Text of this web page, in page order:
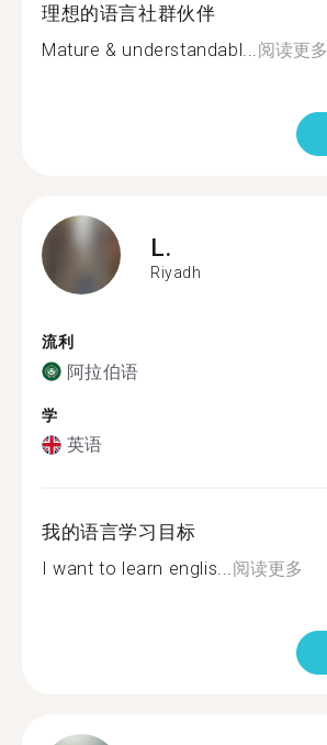
理想的语言社群伙伴
Mature & understandabl...阅读更多
L.
Riyadh
流利
阿拉伯语
学
英语
我的语言学习目标
I want to learn englis...阅读更多